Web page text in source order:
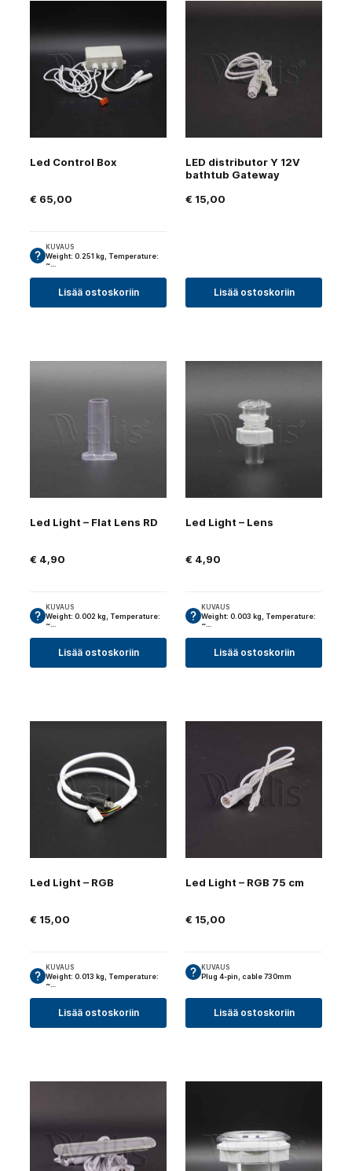
Led Control Box
€ 65,00
KUVAUS
Weight: 0.251 kg, Temperature:
~…
Lisää ostoskoriin
LED distributor Y 12V
bathtub Gateway
€ 15,00
Lisää ostoskoriin
Led Light – Flat Lens RD
€ 4,90
KUVAUS
Weight: 0.002 kg, Temperature:
~…
Lisää ostoskoriin
Led Light – Lens
€ 4,90
KUVAUS
Weight: 0.003 kg, Temperature:
~…
Lisää ostoskoriin
Led Light – RGB
€ 15,00
KUVAUS
Weight: 0.013 kg, Temperature:
~…
Lisää ostoskoriin
Led Light – RGB 75 cm
€ 15,00
KUVAUS
Plug 4-pin, cable 730mm
Lisää ostoskoriin